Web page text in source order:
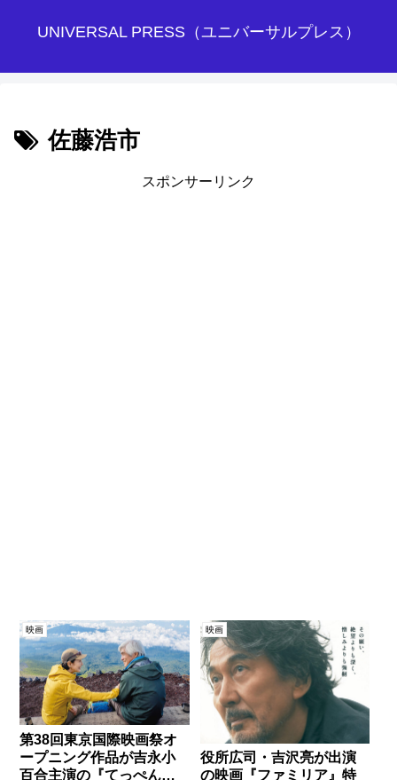
UNIVERSAL PRESS（ユニバーサルプレス）
佐藤浩市
スポンサーリンク
映画
第38回東京国際映画祭オ
ープニング作品が吉永小
百合主演の『てっぺんの
映画
役所広司・吉沢亮が出演
の映画『ファミリア』特